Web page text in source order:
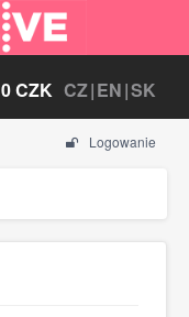
CZ EN SK
0 CZK
Logowanie